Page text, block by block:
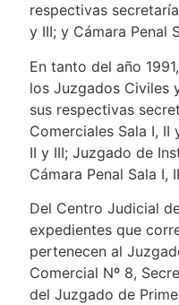
respectivas
y III; y Cámara Penal
En tanto del año
los Juzgados Civiles
sus respectivas
Comerciales Sala I, II
II y III; Juzgado de
Cámara Penal Sala I,
Del Centro Judicial
expedientes que
pertenecen al
Comercial Nº 8,
del Juzgado de